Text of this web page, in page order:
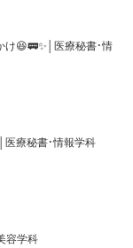
😆🚃✨│医療秘書・情
療秘書・情報学科
容学科